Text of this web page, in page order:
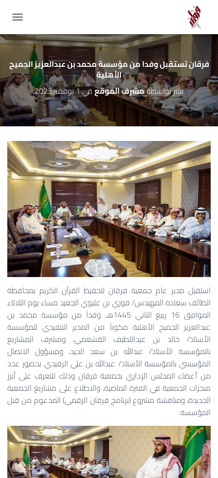
فرقان تستقبل وفدا من مؤسسة محمد بن عبدالعزيز الجميح
الأهلية
نشر بواسطةمشرف الموقعفي1 نوفمبر,2023
استقبل مدير عام جمعية فرقان لتحفيظ القرآن الكريم بمحافظة
الطائف سعادة المهندس/ فوزي بن عليوي الجعيد مساء يوم الثلاثاء
الموافق 16 ربيع الثاني 1445هـ وفداً من مؤسسة محمد بن
عبدالعزيز الجميح الأهلية مكوناً من المدير التنفيذي للمؤسسة
الأستاذ/ خالد بن عبداللطيف القشعمي، ومشرف المشاريع
بالمؤسسة الأستاذ/ عبدالله بن سعد الحيد، ومسؤول الاتصال
المؤسسي بالمؤسسة الأستاذ/ عبدالله بن علي الرفيدي بحضور عدد
من أعضاء المجلس الإداري بجمعية فرقان وذلك للتعرف على أبرز
منجزات الجمعية في الفترة الماضية، والاطلاع على مشاريع الجمعية
الجديدة، ومناقشة مشروع (برنامج فرقان الرقمي) المدعوم من قبل
المؤسسة.